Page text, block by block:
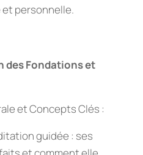
personnelle.
des Fondations et
et Concepts Clés :
guidée : ses